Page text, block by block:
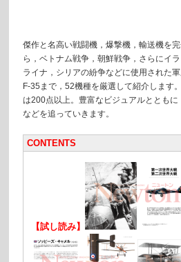
傑作と名高い戦闘機，爆撃機，輸送機を
ら，ベトナム戦争，朝鮮戦争，さらにイ
ライナ，シリアの紛争などに使用された
F-35まで，52機種を厳選して紹介します
は200点以上。豊富なビジュアルととも
などを追っていきます。
CONTENTS
【試し読み】